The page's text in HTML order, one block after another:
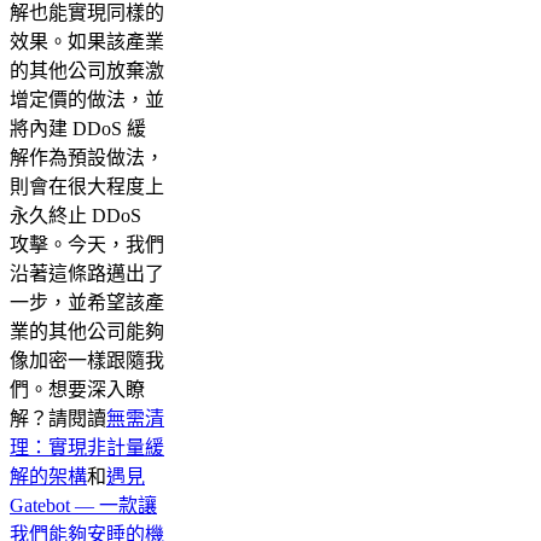
解也能實現同樣的
效果。如果該產業
的其他公司放棄激
增定價的做法，並
將內建 DDoS 緩
解作為預設做法，
則會在很大程度上
永久終止 DDoS
攻擊。今天，我們
沿著這條路邁出了
一步，並希望該產
業的其他公司能夠
像加密一樣跟隨我
們。想要深入瞭
解？請閱讀無需清
理：實現非計量緩
解的架構和遇見
Gatebot — 一款讓
我們能夠安睡的機